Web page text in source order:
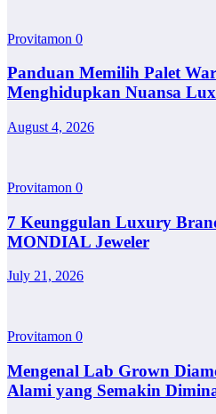
Provitamon 0
Panduan Memilih Palet
Menghidupkan Nuansa
August 4, 2026
Provitamon 0
7 Keunggulan Luxury
MONDIAL Jeweler
July 21, 2026
Provitamon 0
Mengenal Lab Grown
Alami yang Semakin